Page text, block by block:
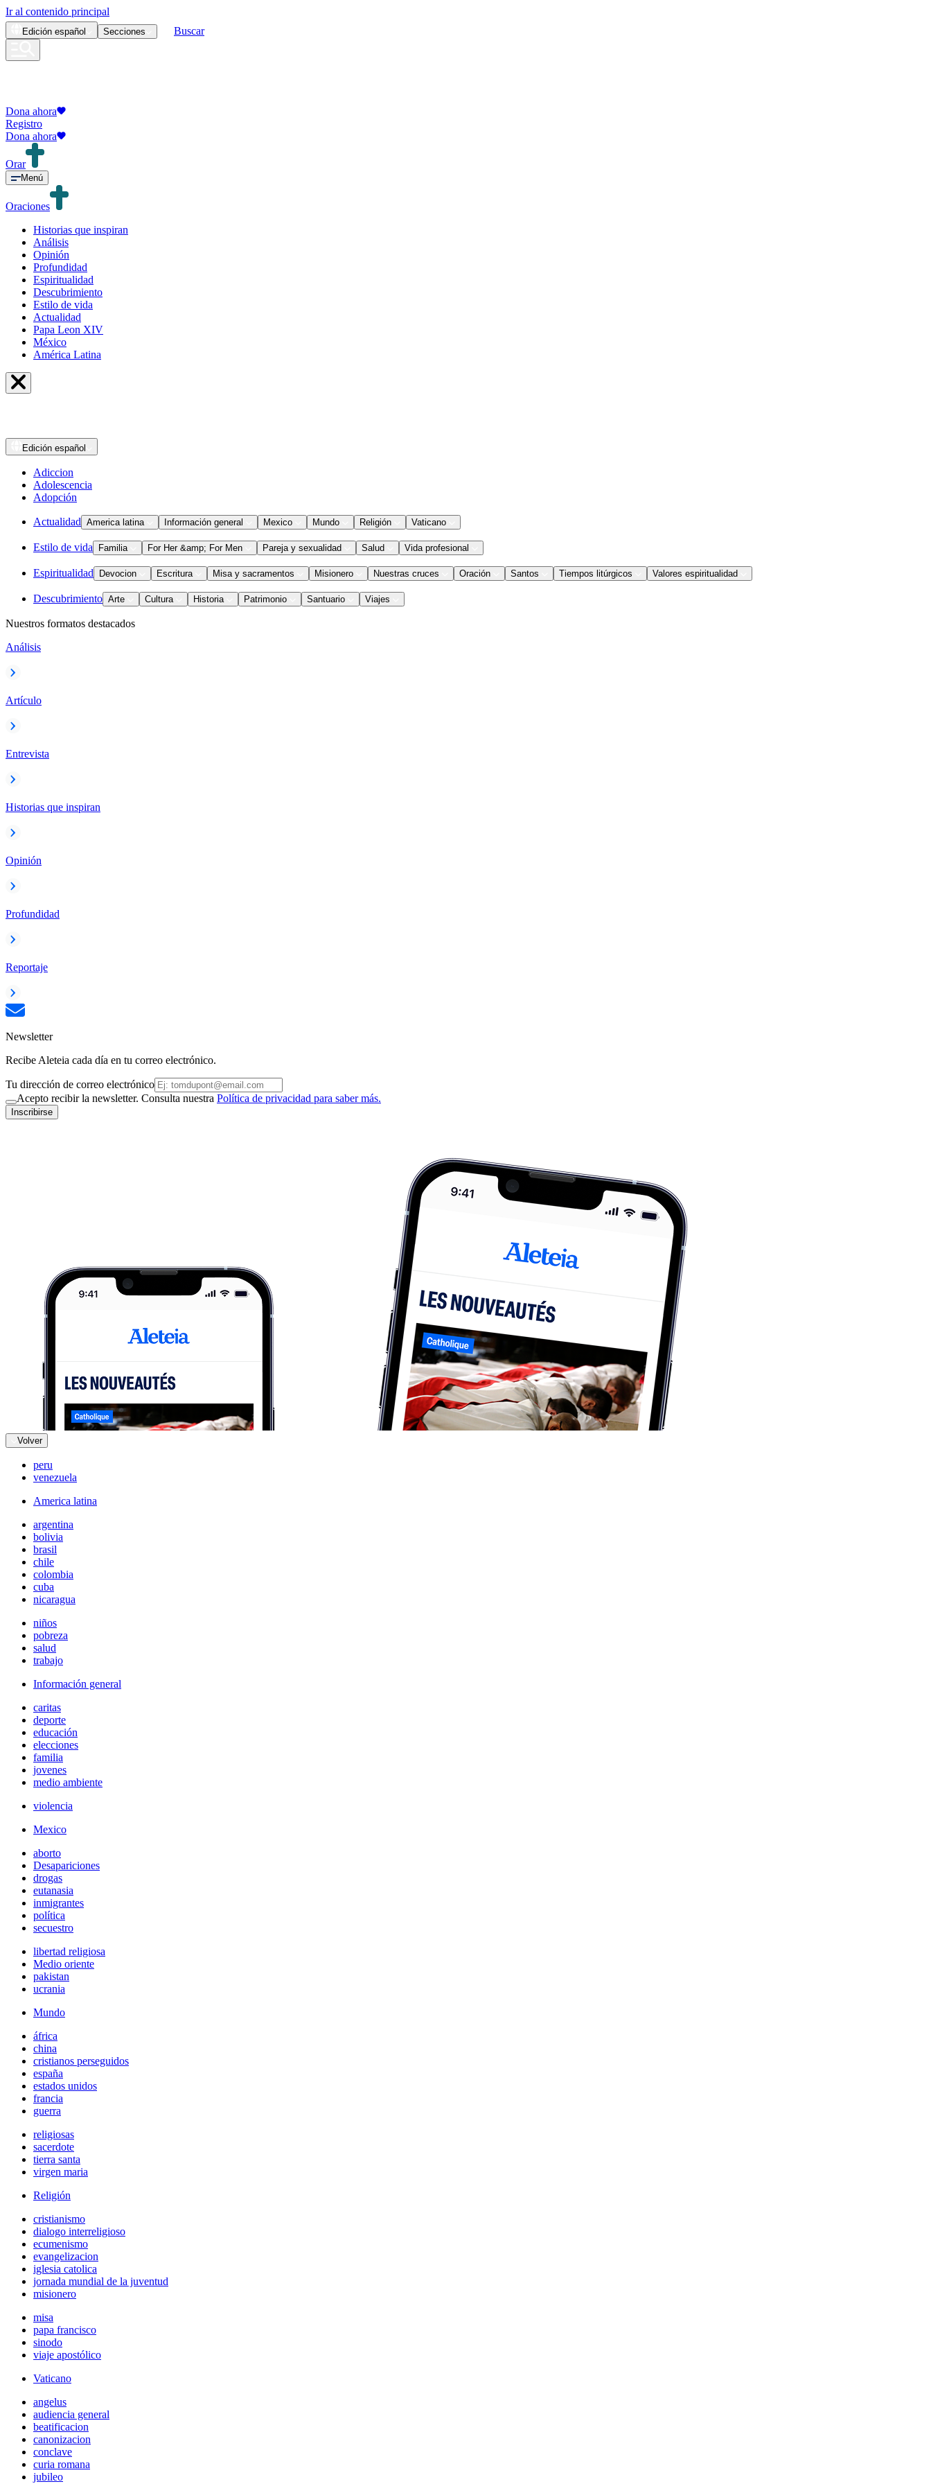
Ir al contenido principal
Edición español Secciones Buscar
Dona ahora
Registro
Dona ahora
Orar
Menú
Oraciones
Historias que inspiran
Análisis
Opinión
Profundidad
Espiritualidad
Descubrimiento
Estilo de vida
Actualidad
Papa Leon XIV
México
América Latina
Edición español
Adiccion
Adolescencia
Adopción
Actualidad America latina Información general Mexico Mundo Religión Vaticano
Estilo de vida Familia For Her &amp; For Men Pareja y sexualidad Salud Vida profesional
Espiritualidad Devocion Escritura Misa y sacramentos Misionero Nuestras cruces Oración Santos Tiempos litúrgicos Valores espiritualidad
Descubrimiento Arte Cultura Historia Patrimonio Santuario Viajes
Nuestros formatos destacados
Análisis
Artículo
Entrevista
Historias que inspiran
Opinión
Profundidad
Reportaje
Newsletter
Recibe Aleteia cada día en tu correo electrónico.
Tu dirección de correo electrónico
Acepto recibir la newsletter. Consulta nuestra Política de privacidad para saber más.
Inscribirse
Volver
peru
venezuela
America latina
argentina
bolivia
brasil
chile
colombia
cuba
nicaragua
niños
pobreza
salud
trabajo
Información general
caritas
deporte
educación
elecciones
familia
jovenes
medio ambiente
violencia
Mexico
aborto
Desapariciones
drogas
eutanasia
inmigrantes
política
secuestro
libertad religiosa
Medio oriente
pakistan
ucrania
Mundo
áfrica
china
cristianos perseguidos
españa
estados unidos
francia
guerra
religiosas
sacerdote
tierra santa
virgen maria
Religión
cristianismo
dialogo interreligioso
ecumenismo
evangelizacion
iglesia catolica
jornada mundial de la juventud
misionero
misa
papa francisco
sinodo
viaje apostólico
Vaticano
angelus
audiencia general
beatificacion
canonizacion
conclave
curia romana
jubileo